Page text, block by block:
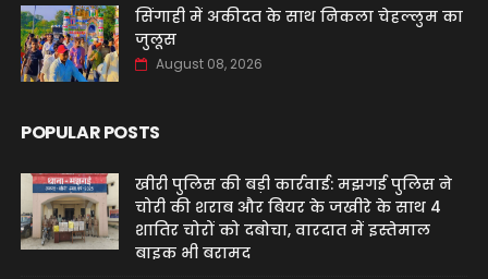
सिंगाही में अकीदत के साथ निकला चेहल्लुम का
जुलूस
August 08, 2026
POPULAR POSTS
खीरी पुलिस की बड़ी कार्रवाई: मझगई पुलिस ने
चोरी की शराब और बियर के जखीरे के साथ 4
शातिर चोरों को दबोचा, वारदात में इस्तेमाल
बाइक भी बरामद